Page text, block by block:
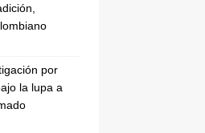
por
la lupa a